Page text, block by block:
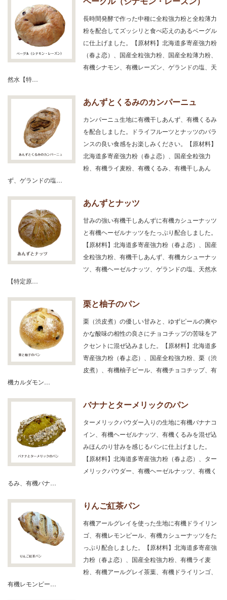
長時間発酵で作った中種に全粒強力粉と全粒薄力
粉を配合してズッシリと食べ応えのあるベーグル
に仕上げました。【原材料】北海道多寄産強力粉
（春よ恋）、国産全粒強力粉、国産全粒薄力粉、
有機シナモン、有機レーズン、ゲランドの塩、天
然水【特…
あんずとくるみのカンパーニュ
カンパーニュ生地に有機干しあんず、有機くるみ
を配合しました。ドライフルーツとナッツのバラ
ンスの良い食感をお楽しみください。【原材料】
北海道多寄産強力粉（春よ恋）、国産全粒強力
粉、有機ライ麦粉、有機くるみ、有機干しあん
ず、ゲランドの塩…
あんずとナッツ
甘みの強い有機干しあんずに有機カシューナッツ
と有機ヘーゼルナッツをたっぷり配合しました。
【原材料】北海道多寄産強力粉（春よ恋）、国産
全粒強力粉、有機干しあんず、有機カシューナッ
ツ、有機ヘーゼルナッツ、ゲランドの塩、天然水
【特定原…
栗と柚子のパン
栗（渋皮煮）の優しい甘みと、ゆずピールの爽や
かな酸味の相性の良さにチョコチップの苦味をア
クセントに混ぜ込みました。【原材料】北海道多
寄産強力粉（春よ恋）、国産全粒強力粉、栗（渋
皮煮）、有機柚子ピール、有機チョコチップ、有
機カルダモン…
バナナとターメリックのパン
ターメリックパウダー入りの生地に有機バナナコ
イン、有機ヘーゼルナッツ、有機くるみを混ぜ込
みほんのり甘みを感じるパンに仕上げました。
【原材料】北海道多寄産強力粉（春よ恋）、ター
メリックパウダー、有機ヘーゼルナッツ、有機く
るみ、有機バナ…
りんご紅茶パン
有機アールグレイを使った生地に有機ドライリン
ゴ、有機レモンピール、有機カシューナッツをた
っぷり配合しました。【原材料】北海道多寄産強
力粉（春よ恋）、国産全粒強力粉、有機ライ麦
粉、有機アールグレイ茶葉、有機ドライリンゴ、
有機レモンピー…